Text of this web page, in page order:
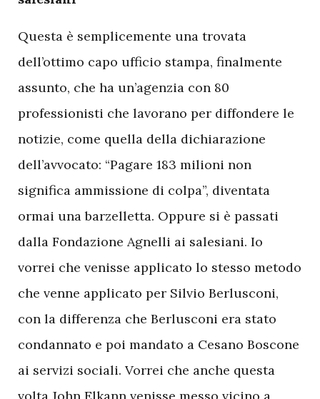
Questa è semplicemente una trovata
dell’ottimo capo ufficio stampa, finalmente
assunto, che ha un’agenzia con 80
professionisti che lavorano per diffondere le
notizie, come quella della dichiarazione
dell’avvocato: “Pagare 183 milioni non
significa ammissione di colpa”, diventata
ormai una barzelletta. Oppure si è passati
dalla Fondazione Agnelli ai salesiani. Io
vorrei che venisse applicato lo stesso metodo
che venne applicato per Silvio Berlusconi,
con la differenza che Berlusconi era stato
condannato e poi mandato a Cesano Boscone
ai servizi sociali. Vorrei che anche questa
volta John Elkann venisse messo vicino a